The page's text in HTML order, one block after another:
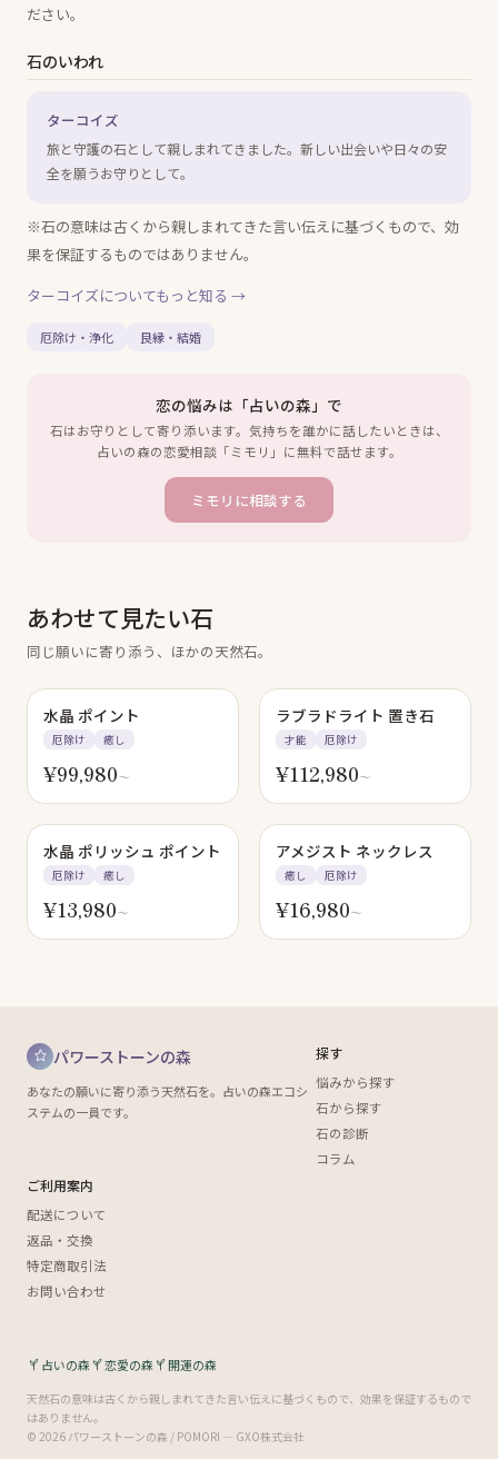
ださい。
石のいわれ
ターコイズ
旅と守護の石として親しまれてきました。新しい出会いや日々の安
全を願うお守りとして。
※石の意味は古くから親しまれてきた言い伝えに基づくもので、効
果を保証するものではありません。
ターコイズについてもっと知る →
厄除け・浄化 良縁・結婚
恋の悩みは「占いの森」で
石はお守りとして寄り添います。気持ちを誰かに話したいときは、
占いの森の恋愛相談「ミモリ」に無料で話せます。
ミモリに相談する
あわせて見たい石
同じ願いに寄り添う、ほかの天然石。
水晶 ポイント
厄除け 癒し
¥99,980〜
ラブラドライト 置き石
才能 厄除け
¥112,980〜
水晶 ポリッシュ ポイント
厄除け 癒し
¥13,980〜
アメジスト ネックレス
癒し 厄除け
¥16,980〜
パワーストーンの森
あなたの願いに寄り添う天然石を。占いの森エコシ
ステムの一員です。
探す
悩みから探す
石から探す
石の診断
コラム
ご利用案内
配送について
返品・交換
特定商取引法
お問い合わせ
占いの森 恋愛の森 開運の森
天然石の意味は古くから親しまれてきた言い伝えに基づくもので、効果を保証するもので
はありません。
© 2026 パワーストーンの森 / POMORI — GXO株式会社